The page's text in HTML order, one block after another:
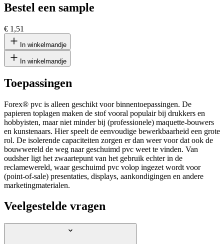
Bestel een sample
€ 1,51
In winkelmandje
In winkelmandje
Toepassingen
Forex® pvc is alleen geschikt voor binnentoepassingen. De
papieren toplagen maken de stof vooral populair bij drukkers en
hobbyisten, maar niet minder bij (professionele) maquette-bouwers
en kunstenaars. Hier speelt de eenvoudige bewerkbaarheid een grote
rol. De isolerende capaciteiten zorgen er dan weer voor dat ook de
bouwwereld de weg naar geschuimd pvc weet te vinden. Van
oudsher ligt het zwaartepunt van het gebruik echter in de
reclamewereld, waar geschuimd pvc volop ingezet wordt voor
(point-of-sale) presentaties, displays, aankondigingen en andere
marketingmaterialen.
Veelgestelde vragen